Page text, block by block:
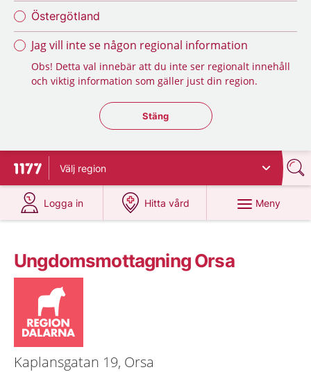
Östergötland
Jag vill inte se någon regional information
Obs! Detta val innebär att du inte ser regionalt innehåll
och viktig information som gäller just din region.
Stäng regionsväljaren
Stäng
Till startsidan för 1177
Välj region
Logga in
på 1177.se
Hitta vård
på 1177.se
Meny
Ungdoms­mottagning Orsa
Kaplansgatan 19, Orsa